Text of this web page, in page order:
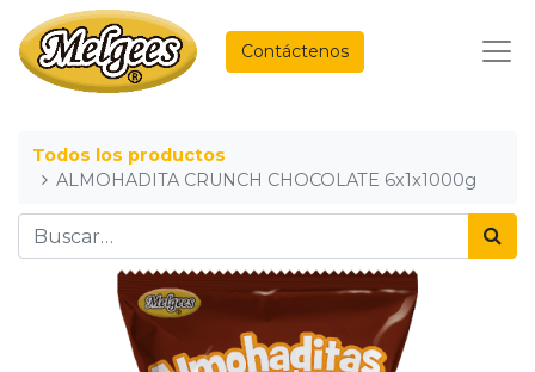
Contáctenos
Todos los productos
ALMOHADITA CRUNCH CHOCOLATE 6x1x1000g